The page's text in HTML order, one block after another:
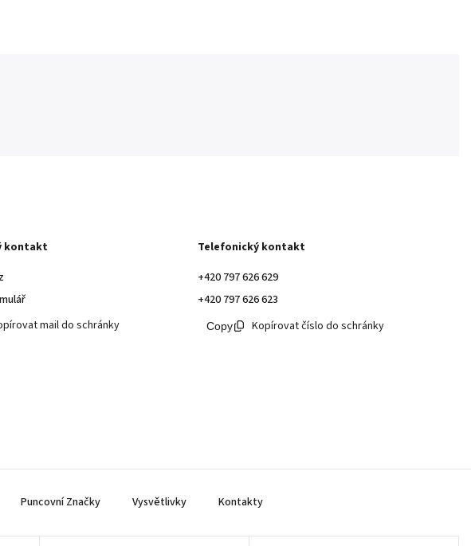
kontakt
mail do schránky
Telefonický kontakt
+420 797 626 629
+420 797 626 623
Kopírovat číslo do schránky
Puncovní Značky Vysvětlivky Kontakty